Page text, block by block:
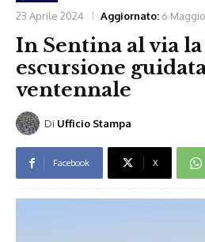
23 Aprile 2024 Aggiornato: 6
In Sentina al via
escursione
ventennale
Di Ufficio Stampa
Facebook X